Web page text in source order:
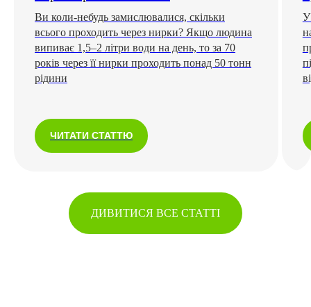
Ви коли-небудь замислювалися, скільки
всього проходить через нирки? Якщо людина
випиває 1,5–2 літри води на день, то за 70
років через її нирки проходить понад 50 тонн
рідини
ЧИТАТИ СТАТТЮ
У
ДИВИТИСЯ ВСЕ СТАТТІ